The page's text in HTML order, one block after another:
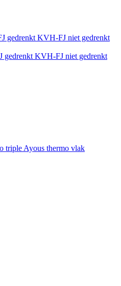
gedrenkt KVH-FJ niet gedrenkt
gedrenkt KVH-FJ niet gedrenkt
triple Ayous thermo vlak